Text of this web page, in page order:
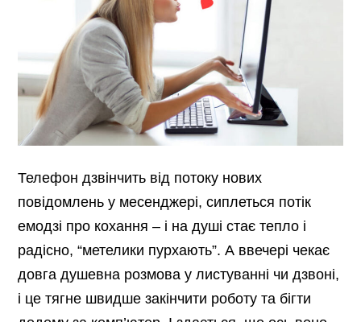
Телефон дзвінчить від потоку нових
повідомлень у месенджері, сиплеться потік
емодзі про кохання – і на душі стає тепло і
радісно, “метелики пурхають”. А ввечері чекає
довга душевна розмова у листуванні чи дзвоні,
і це тягне швидше закінчити роботу та бігти